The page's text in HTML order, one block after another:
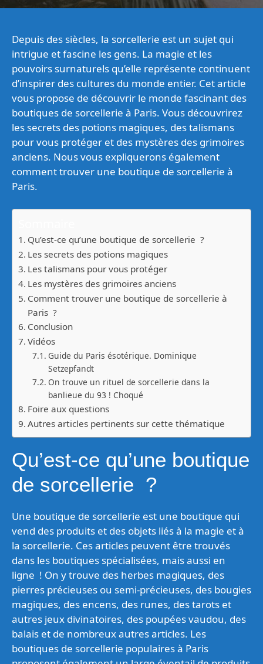
Depuis des siècles, la sorcellerie est un sujet qui
intrigue et fascine les gens. La magie et les
pouvoirs surnaturels qu’elle représente continuent
d’inspirer des cultures du monde entier. Cet article
vous propose de découvrir le monde fascinant des
boutiques de sorcellerie à Paris. Vous découvrirez
les secrets des potions magiques, des talismans
pour vous protéger et des mystères des grimoires
anciens. Nous vous expliquerons également
comment trouver une boutique de sorcellerie à
Paris.
Qu’est-ce qu’une boutique de sorcellerie ?
Les secrets des potions magiques
Les talismans pour vous protéger
Les mystères des grimoires anciens
Comment trouver une boutique de sorcellerie à
Paris ?
Conclusion
Vidéos
Guide du Paris ésotérique. Dominique
Setzepfandt
On trouve un rituel de sorcellerie dans la
banlieue du 93 ! Choqué
Foire aux questions
Autres articles pertinents sur cette thématique
Qu’est-ce qu’une boutique
de sorcellerie ?
Une boutique de sorcellerie est une boutique qui
vend des produits et des objets liés à la magie et à
la sorcellerie. Ces articles peuvent être trouvés
dans les boutiques spécialisées, mais aussi en
ligne ! On y trouve des herbes magiques, des
pierres précieuses ou semi-précieuses, des bougies
magiques, des encens, des runes, des tarots et
autres jeux divinatoires, des poupées vaudou, des
balais et de nombreux autres articles. Les
boutiques de sorcellerie populaires à Paris